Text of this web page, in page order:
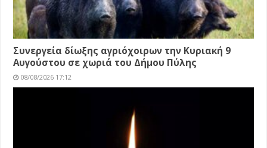
Συνεργεία δίωξης αγριόχοιρων την Κυριακή 9
Αυγούστου σε χωριά του Δήμου Πύλης
08/08/2026 17:12